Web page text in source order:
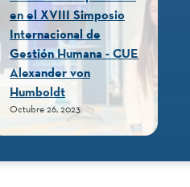
en el XVIII Simposio
Internacional de
Gestión Humana - CUE
Alexander von
Humboldt
Octubre 26, 2023